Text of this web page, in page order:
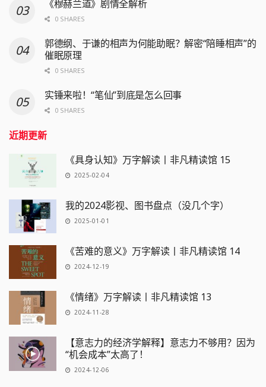
《穆赫兰道》剧情全解析
0 SHARES
郭德纲、于谦的相声为何能助眠？解密“陪睡相声”的
催眠原理
0 SHARES
实锤来啦！“笔仙”到底是怎么回事
0 SHARES
近期更新
《具身认知》万字解读丨非凡精读馆 15
2025-02-04
我的2024影视、图书盘点（没几个字）
2025-01-01
《苦难的意义》万字解读丨非凡精读馆 14
2024-12-19
《情绪》万字解读丨非凡精读馆 13
2024-11-28
【意志力的经济学解释】意志力不够用？因为
“机会成本”太高了！
2024-12-06